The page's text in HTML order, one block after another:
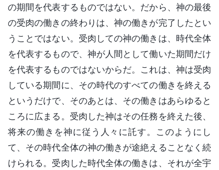
の期間を代表するものではない。だから、神の最後
の受肉の働きの終わりは、神の働きが完了したとい
うことではない。受肉しての神の働きは、時代全体
を代表するもので、神が人間として働いた期間だけ
を代表するものではないからだ。これは、神は受肉
している期間に、その時代のすべての働きを終える
というだけで、そのあとは、その働きはあらゆると
ころに広まる。受肉した神はその任務を終えた後、
将来の働きを神に従う人々に託す。このようにし
て、その時代全体の神の働きが途絶えることなく続
けられる。受肉した時代全体の働きは、それが全宇